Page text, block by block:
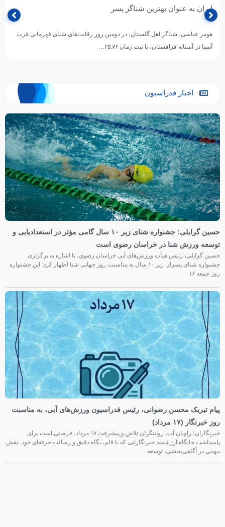
روز رقابت‌های شنای قهرمانی غرب
اخبار فدراسیون
حسین گرایلی: جشنواره شنای زیر ۱۰ سال گامی مؤثر در استعدادیابی و
توسعه ورزش شنا در خراسان رضوی است
حسین گرایلی، رئیس هیأت ورزش‌های آبی خراسان رضوی، با اشاره به برگزاری
جشنواره شنای پسران زیر ۱۰ سال به مناسبت روز جهانی شنا اظهار کرد: این جشنواره
روز جمعه‌ ۱۶
پیام تبریک محسن رضوانی، رئیس فدراسیون ورزش‌های آبی، به مناسبت
روز خبرنگار (۱۷ مرداد)
خبرنگاران؛ راویان آب، روایتگران تلاش و پیشرفت ۱۷ مرداد، فرصتی است برای
پاسداشت جایگاه ارزشمند خبرنگارانی که با قلم، نگاه دقیق و رسالت حرفه‌ای خود، نقش
مهمی در آگاهی‌بخشی، توسعه